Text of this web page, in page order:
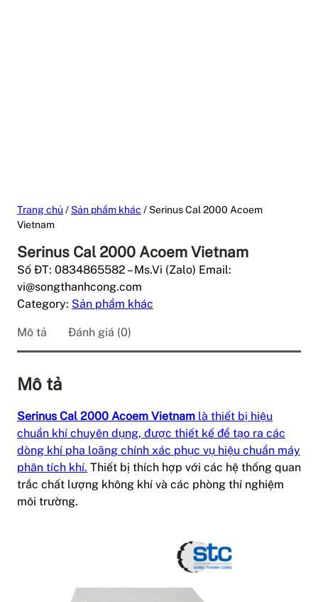
Trang chủ / Sản phẩm khác / Serinus Cal 2000 Acoem
Vietnam
Serinus Cal 2000 Acoem Vietnam
Số ĐT: 0834865582 – Ms.Vi (Zalo) Email:
vi@songthanhcong.com
Category: Sản phẩm khác
Mô tả Đánh giá (0)
Mô tả
Serinus Cal 2000 Acoem Vietnam là thiết bị hiệu
chuẩn khí chuyên dụng, được thiết kế để tạo ra các
dòng khí pha loãng chính xác phục vụ hiệu chuẩn máy
phân tích khí. Thiết bị thích hợp với các hệ thống quan
trắc chất lượng không khí và các phòng thí nghiệm
môi trường.